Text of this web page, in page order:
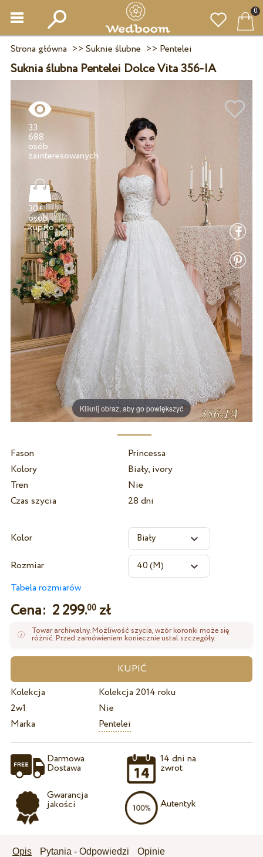
0
Strona główna >> Suknie ślubne >> Pentelei
Suknia ślubna Pentelei Dolce Vita 356-IA
Kliknij obraz, aby go powiększyć
33
688
osób
30+
osób
kupiło
Fason
Princessa
Kolory
Biały, ivory
Tren
Nie
Czas szycia
28 dni
Kolor
Rozmiar
Tabela rozmiarów
Cena: 2 299.00zł
Towar archiwalny. Możliwość szycia, wzór koronki może się
różnić. Przed zamówieniem koniecznie ustal szczegóły.
Kolekcja
Kolekcja 2014 roku
2w1
Nie
Marka
Pentelei
Darmowa
Dostawa
Gwarancja
jakości
14 dni na
zwrot
Autentyk
Opis Pytania - Odpowiedzi Opinie